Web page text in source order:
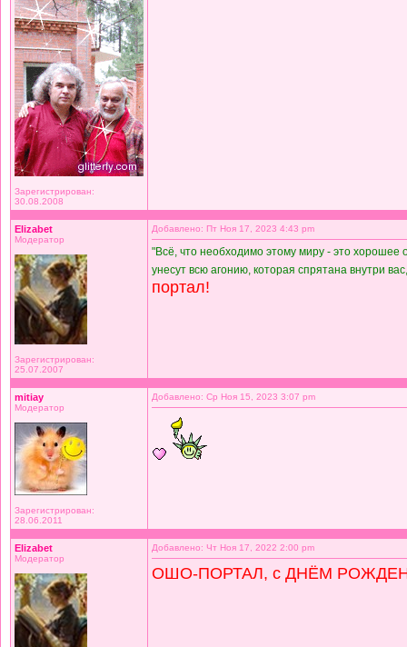
Зарегистрирован:
30.08.2008
Elizabet
Модератор
Зарегистрирован:
25.07.2007
Добавлено: Пт Ноя 17, 2023 4:43 pm
"Всё, что необходимо этому миру - это
унесут всю агонию, которая спрятана внутри
портал!
mitiay
Модератор
Зарегистрирован:
28.06.2011
Добавлено: Ср Ноя 15, 2023 3:07 pm
Elizabet
Модератор
Добавлено: Чт Ноя 17, 2022 2:00 pm
ОШО-ПОРТАЛ, с ДНЁМ